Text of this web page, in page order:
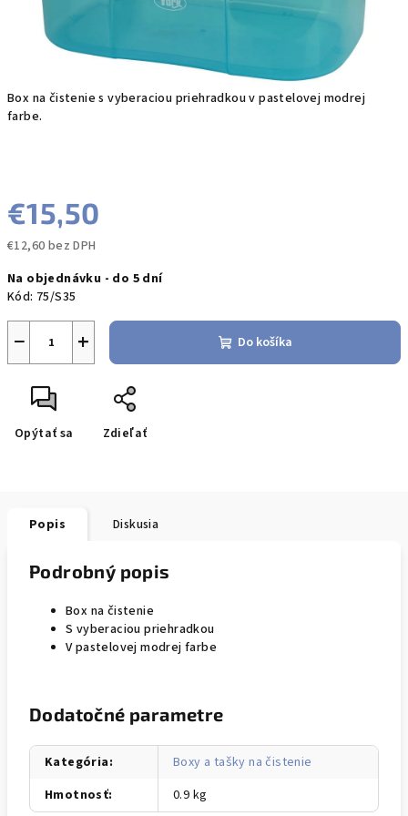
Box na čistenie s vyberaciou priehradkou v pastelovej modrej
farbe.
€15,50
€12,60 bez DPH
cena:
Na objednávku - do 5 dní
Kód: 75/S35
+
− Do košíka
Opýtať sa Zdieľať
Popis Diskusia
Podrobný popis
Box na čistenie
S vyberaciou priehradkou
V pastelovej modrej farbe
Dodatočné parametre
Kategória:
Boxy a tašky na čistenie
Hmotnosť: 0.9 kg